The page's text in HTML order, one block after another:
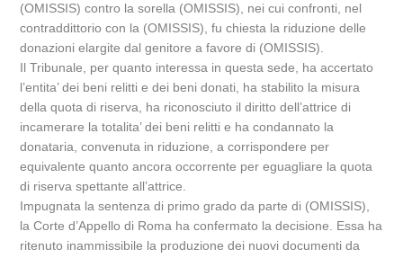
(OMISSIS) contro la sorella (OMISSIS), nei cui confronti, nel
contraddittorio con la (OMISSIS), fu chiesta la riduzione delle
donazioni elargite dal genitore a favore di (OMISSIS).
Il Tribunale, per quanto interessa in questa sede, ha accertato
l’entita’ dei beni relitti e dei beni donati, ha stabilito la misura
della quota di riserva, ha riconosciuto il diritto dell’attrice di
incamerare la totalita’ dei beni relitti e ha condannato la
donataria, convenuta in riduzione, a corrispondere per
equivalente quanto ancora occorrente per eguagliare la quota
di riserva spettante all’attrice.
Impugnata la sentenza di primo grado da parte di (OMISSIS),
la Corte d’Appello di Roma ha confermato la decisione. Essa ha
ritenuto inammissibile la produzione dei nuovi documenti da